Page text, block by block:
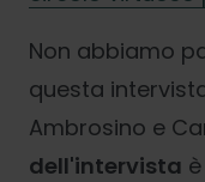
Non abbiamo
questa
Ambrosino e
dell'intervista